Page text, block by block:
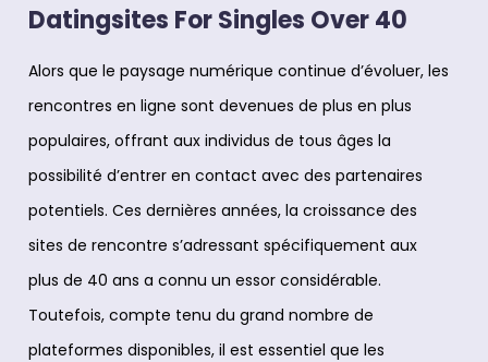
Datingsites For Singles Over 40
Alors que le paysage numérique continue d’évoluer, les
rencontres en ligne sont devenues de plus en plus
populaires, offrant aux individus de tous âges la
possibilité d’entrer en contact avec des partenaires
potentiels. Ces dernières années, la croissance des
sites de rencontre s’adressant spécifiquement aux
plus de 40 ans a connu un essor considérable.
Toutefois, compte tenu du grand nombre de
plateformes disponibles, il est essentiel que les